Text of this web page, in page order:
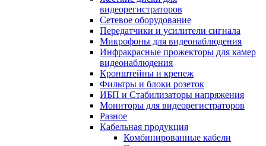
видеорегистраторов
Сетевое оборудование
Передатчики и усилители сигнала
Микрофоны для видеонаблюдения
Инфракрасные прожекторы для камер
видеонаблюдения
Кронштейны и крепеж
Фильтры и блоки розеток
ИБП и Стабилизаторы напряжения
Мониторы для видеорегистраторов
Разное
Кабельная продукция
Комбинированные кабели